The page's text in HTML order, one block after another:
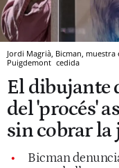
Jordi Magrià, Bicman,
Puigdemont cedida
El dibujante
del 'procés'
sin cobrar la
Bicman